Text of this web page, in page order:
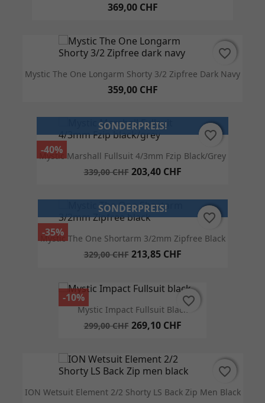
369,00 CHF
Mystic The One Longarm Shorty 3/2 Zipfree Dark Navy
359,00 CHF
favorite_border
favorite_border
Mystic Marshall Fullsuit 4/3mm Fzip Black/grey
339,00 CHF 203,40 CHF
SONDERPREIS!
-40%
favorite_border
favorite_border
Mystic The One Shortarm 3/2mm Zipfree Black
329,00 CHF 213,85 CHF
SONDERPREIS!
-35%
favorite_border
favorite_border
Mystic Impact Fullsuit Black
299,00 CHF 269,10 CHF
-10% favorite_border
favorite_border
ION Wetsuit Element 2/2 Shorty LS Back Zip Men Black
favorite_border
favorite_border